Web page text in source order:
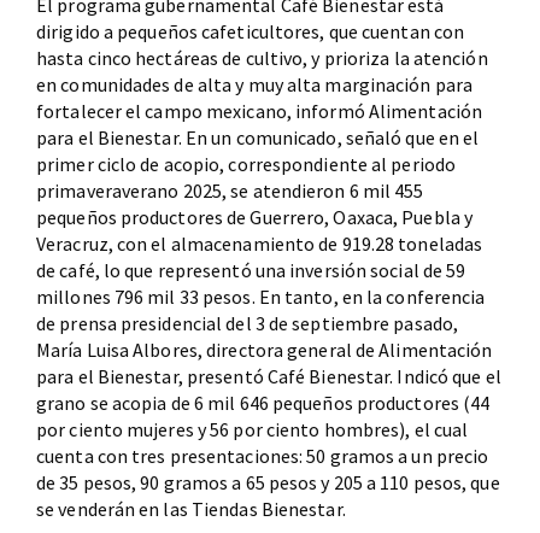
El programa gubernamental Café Bienestar está
dirigido a pequeños cafeticultores, que cuentan con
hasta cinco hectáreas de cultivo, y prioriza la atención
en comunidades de alta y muy alta marginación para
fortalecer el campo mexicano, informó Alimentación
para el Bienestar. En un comunicado, señaló que en el
primer ciclo de acopio, correspondiente al periodo
primaveraverano 2025, se atendieron 6 mil 455
pequeños productores de Guerrero, Oaxaca, Puebla y
Veracruz, con el almacenamiento de 919.28 toneladas
de café, lo que representó una inversión social de 59
millones 796 mil 33 pesos. En tanto, en la conferencia
de prensa presidencial del 3 de septiembre pasado,
María Luisa Albores, directora general de Alimentación
para el Bienestar, presentó Café Bienestar. Indicó que el
grano se acopia de 6 mil 646 pequeños productores (44
por ciento mujeres y 56 por ciento hombres), el cual
cuenta con tres presentaciones: 50 gramos a un precio
de 35 pesos, 90 gramos a 65 pesos y 205 a 110 pesos, que
se venderán en las Tiendas Bienestar.